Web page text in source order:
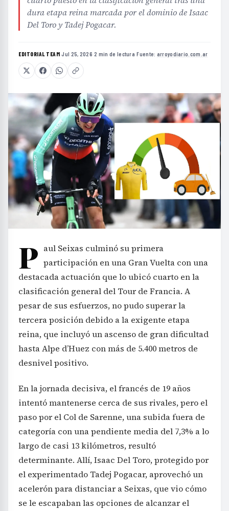
dura etapa reina marcada por el dominio de Isaac
Del Toro y Tadej Pogacar.
EDITORIAL TEAM·Jul 25, 2026·2 min de lectura·Fuente: arroyodiario.com.ar
P aul Seixas culminó su primera
participación en una Gran Vuelta con una
destacada actuación que lo ubicó cuarto en la
clasificación general del Tour de Francia. A
pesar de sus esfuerzos, no pudo superar la
tercera posición debido a la exigente etapa
reina, que incluyó un ascenso de gran dificultad
hasta Alpe d’Huez con más de 5.400 metros de
desnivel positivo.
En la jornada decisiva, el francés de 19 años
intentó mantenerse cerca de sus rivales, pero el
paso por el Col de Sarenne, una subida fuera de
categoría con una pendiente media del 7,3% a lo
largo de casi 13 kilómetros, resultó
determinante. Allí, Isaac Del Toro, protegido por
el experimentado Tadej Pogacar, aprovechó un
acelerón para distanciar a Seixas, que vio cómo
se le escapaban las opciones de alcanzar el